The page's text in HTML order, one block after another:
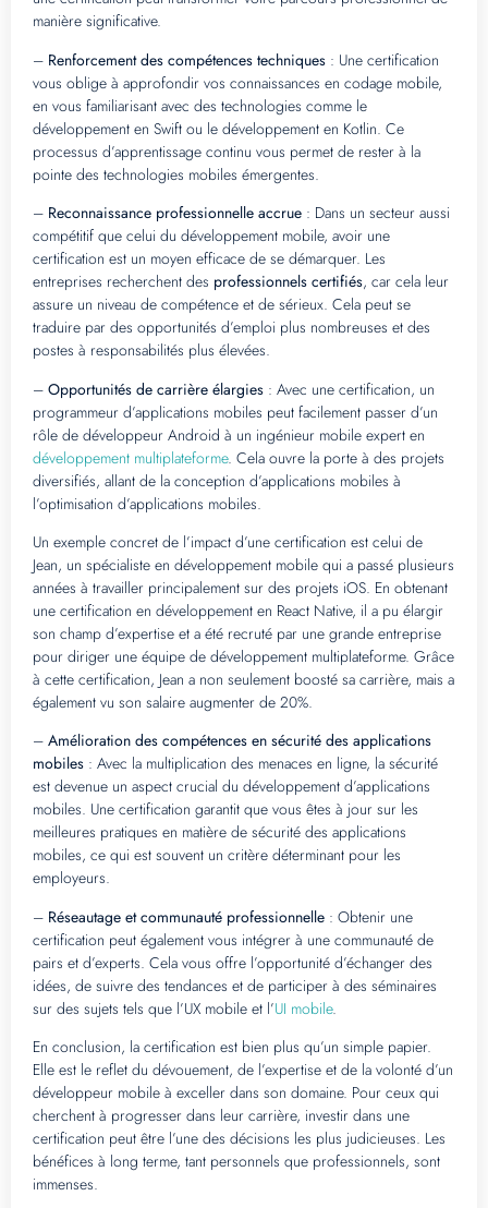
manière significative.
– Renforcement des compétences techniques : Une certification
vous oblige à approfondir vos connaissances en codage mobile,
en vous familiarisant avec des technologies comme le
développement en Swift ou le développement en Kotlin. Ce
processus d’apprentissage continu vous permet de rester à la
pointe des technologies mobiles émergentes.
– Reconnaissance professionnelle accrue : Dans un secteur aussi
compétitif que celui du développement mobile, avoir une
certification est un moyen efficace de se démarquer. Les
entreprises recherchent des professionnels certifiés, car cela leur
assure un niveau de compétence et de sérieux. Cela peut se
traduire par des opportunités d’emploi plus nombreuses et des
postes à responsabilités plus élevées.
– Opportunités de carrière élargies : Avec une certification, un
programmeur d’applications mobiles peut facilement passer d’un
rôle de développeur Android à un ingénieur mobile expert en
développement multiplateforme. Cela ouvre la porte à des projets
diversifiés, allant de la conception d’applications mobiles à
l’optimisation d’applications mobiles.
Un exemple concret de l’impact d’une certification est celui de
Jean, un spécialiste en développement mobile qui a passé plusieurs
années à travailler principalement sur des projets iOS. En obtenant
une certification en développement en React Native, il a pu élargir
son champ d’expertise et a été recruté par une grande entreprise
pour diriger une équipe de développement multiplateforme. Grâce
à cette certification, Jean a non seulement boosté sa carrière, mais a
également vu son salaire augmenter de 20%.
– Amélioration des compétences en sécurité des applications
mobiles : Avec la multiplication des menaces en ligne, la sécurité
est devenue un aspect crucial du développement d’applications
mobiles. Une certification garantit que vous êtes à jour sur les
meilleures pratiques en matière de sécurité des applications
mobiles, ce qui est souvent un critère déterminant pour les
employeurs.
– Réseautage et communauté professionnelle : Obtenir une
certification peut également vous intégrer à une communauté de
pairs et d’experts. Cela vous offre l’opportunité d’échanger des
idées, de suivre des tendances et de participer à des séminaires
sur des sujets tels que l’UX mobile et l’UI mobile.
En conclusion, la certification est bien plus qu’un simple papier.
Elle est le reflet du dévouement, de l’expertise et de la volonté d’un
développeur mobile à exceller dans son domaine. Pour ceux qui
cherchent à progresser dans leur carrière, investir dans une
certification peut être l’une des décisions les plus judicieuses. Les
bénéfices à long terme, tant personnels que professionnels, sont
immenses.